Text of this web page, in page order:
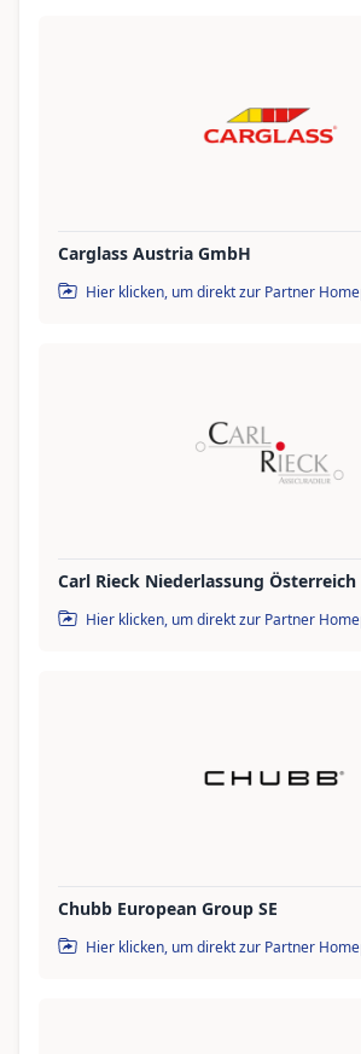
Carglass Austria GmbH
Hier klicken, um direkt zur Partner
Carl Rieck Niederlassung Österreich
Hier klicken, um direkt zur Partner
Chubb European Group SE
Hier klicken, um direkt zur Partner